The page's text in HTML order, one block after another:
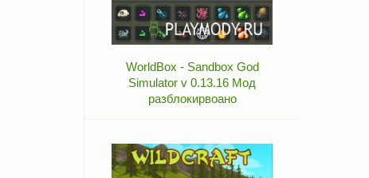
WorldBox - Sandbox God
Simulator v 0.13.16 Мод
разблокирвоано